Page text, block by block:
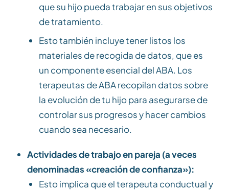
que su hijo pueda trabajar en sus objetivos
de tratamiento.
Esto también incluye tener listos los
materiales de recogida de datos, que es
un componente esencial del ABA. Los
terapeutas de ABA recopilan datos sobre
la evolución de tu hijo para asegurarse de
controlar sus progresos y hacer cambios
cuando sea necesario.
Actividades de trabajo en pareja (a veces
denominadas «creación de confianza»):
Esto implica que el terapeuta conductual y